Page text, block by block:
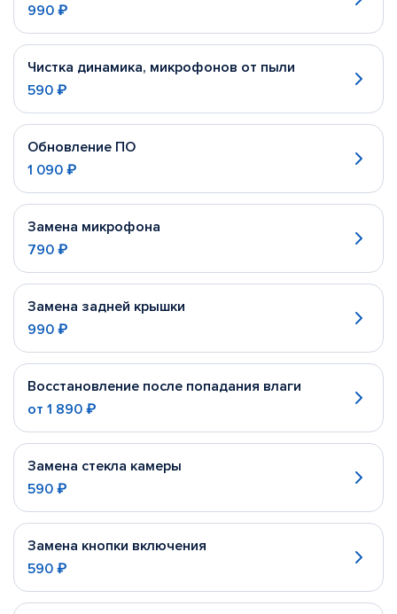
990 ₽
Чистка динамика, микрофонов от пыли
590 ₽
Обновление ПО
1 090 ₽
Замена микрофона
790 ₽
Замена задней крышки
990 ₽
Восстановление после попадания влаги
от 1 890 ₽
Замена стекла камеры
590 ₽
Замена кнопки включения
590 ₽